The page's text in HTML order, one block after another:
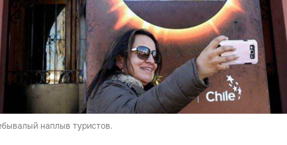
наплыв туристов.